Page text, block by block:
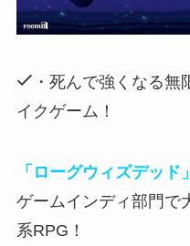
・死んで強くなる無
イクゲーム！
「ローグウィズデッド」
ゲームインディ部門で
系RPG！